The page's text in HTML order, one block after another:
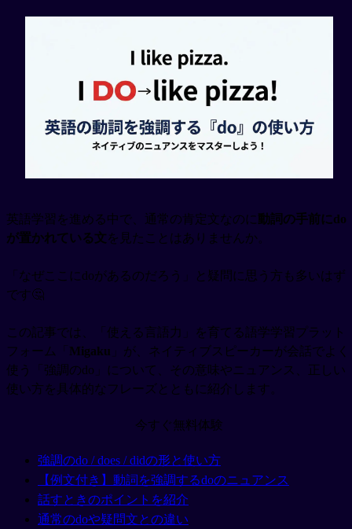
英語学習を進める中で、通常の肯定文なのに 動詞の手前にdo
が置かれている文を見たことはありませんか。
「なぜここにdoがあるのだろう」と疑問に思う方も多いはず
です🤔
この記事では、「使える言語力」を育てる語学学習プラット
フォーム「 Migaku 」が、ネイティブスピーカーが会話でよく
使う「強調のdo」について、その意味やニュアンス、正しい
使い方を具体的なフレーズとともに紹介します。
今すぐ無料体験
強調のdo / does / didの形と使い方
【例文付き】動詞を強調するdoのニュアンス
話すときのポイントを紹介
通常のdoや疑問文との違い